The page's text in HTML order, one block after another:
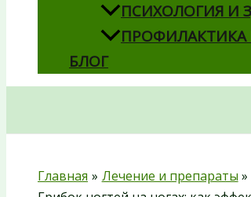
ПСИХОЛОГИЯ И
БЛОГ
Главная
Лечение и препараты